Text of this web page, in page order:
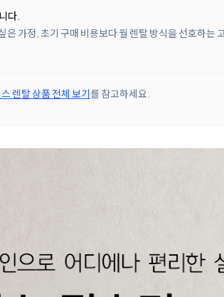
다.
가정, 초기 구매 비용보다 월 렌탈 방식을 선호하는
렌탈 상품 전체 보기를 참고하세요.